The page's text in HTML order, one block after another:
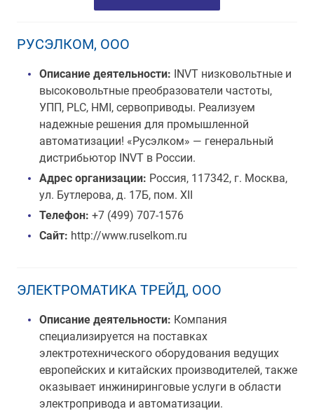
РУСЭЛКОМ, ООО
Описание деятельности: INVT низковольтные и
высоковольтные преобразователи частоты,
УПП, PLC, HMI, сервоприводы. Реализуем
надежные решения для промышленной
автоматизации! «Русэлком» — генеральный
дистрибьютор INVT в России.
Адрес организации: Россия, 117342, г. Москва,
ул. Бутлерова, д. 17Б, пом. XII
Телефон: +7 (499) 707-1576
Сайт: http://www.ruselkom.ru
ЭЛЕКТРОМАТИКА ТРЕЙД, ООО
Описание деятельности: Компания
специализируется на поставках
электротехнического оборудования ведущих
европейских и китайских производителей, также
оказывает инжиниринговые услуги в области
электропривода и автоматизации.